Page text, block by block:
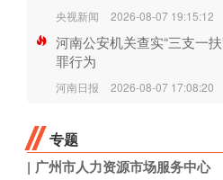
央视新闻 2026-08-07 19:15:12
河南公安机关查实“三支一
罪行为
河南日报 2026-08-07 17:08:20
专题
广州市人力资源市场服务中心